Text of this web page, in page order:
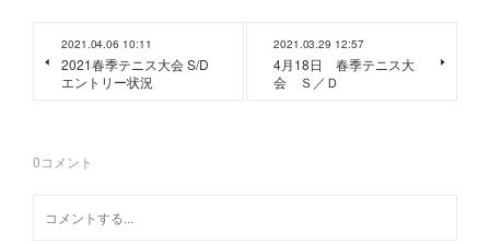
2021.04.06 10:11
2021春季テニス大会 S/D
エントリー状況
2021.03.29 12:57
4月18日 春季テニス大
会 Ｓ／Ｄ
0コメント